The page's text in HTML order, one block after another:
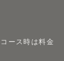
ース時は料金